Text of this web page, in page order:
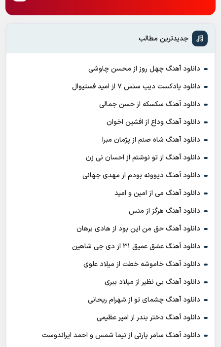
جدیدترین مطالب
دانلود آهنگ چهل روز از محسن چاوشی
دانلود پادکست ديپ سنس ۷ از اميد فستيوال
دانلود آهنگ سکسکه از حسن جمالی
دانلود آهنگ وداع از افشين اخوان
دانلود آهنگ شاه صنم از پژمان مبرا
دانلود آهنگ از تو نوشتم از احسان نی زن
دانلود آهنگ دیوونه بودم از مهدی جهانی
دانلود آهنگ می از امین و امید
دانلود آهنگ هرگز از منس
دانلود آهنگ حق من این بود از هادی برهان
دانلود آهنگ عشق عمیق ۳۱ از دی جی شاهین
دانلود آهنگ خاموشه خطت از میلاد علوی
دانلود آهنگ بی نظیر از میلاد ببری
دانلود آهنگ چشمای تو از شهرام ریحانی
دانلود آهنگ دختر بندر از امیر عظیمی
دانلود آهنگ سامر پارتی از نیما شمس و احمد ایراندوست